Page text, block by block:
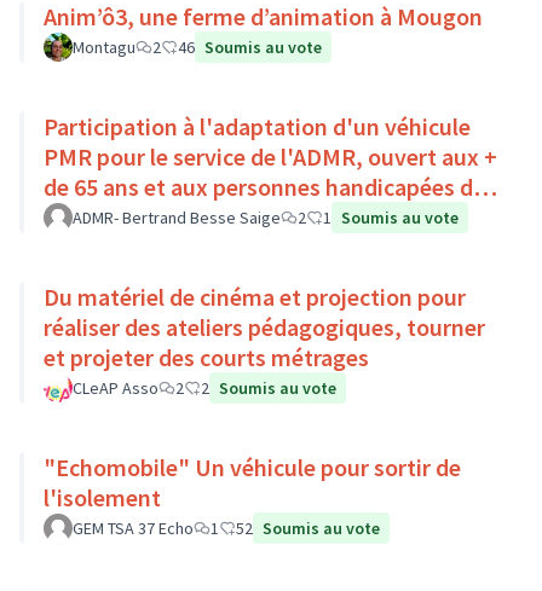
Anim’ô3, une ferme d’animation à Mougon
Montagu 2 46 Soumis au vote
Participation à l'adaptation d'un véhicule
PMR pour le service de l'ADMR, ouvert aux +
de 65 ans et aux personnes handicapées du
Pays Loire-Touraine.
ADMR- Bertrand Besse Saige 2 1 Soumis au vote
Du matériel de cinéma et projection pour
réaliser des ateliers pédagogiques, tourner
et projeter des courts métrages
CLeAP Asso 2 2 Soumis au vote
"Echomobile" Un véhicule pour sortir de
l'isolement
GEM TSA 37 Echo 1 52 Soumis au vote